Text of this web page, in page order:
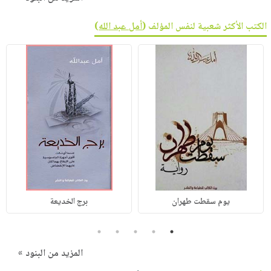
الكتب الأكثر شعبية لنفس المؤلف (أمل عبد الله)
يوم سقطت طهران برج الخديعة
1
2
3
4
5
المزيد من البنود »